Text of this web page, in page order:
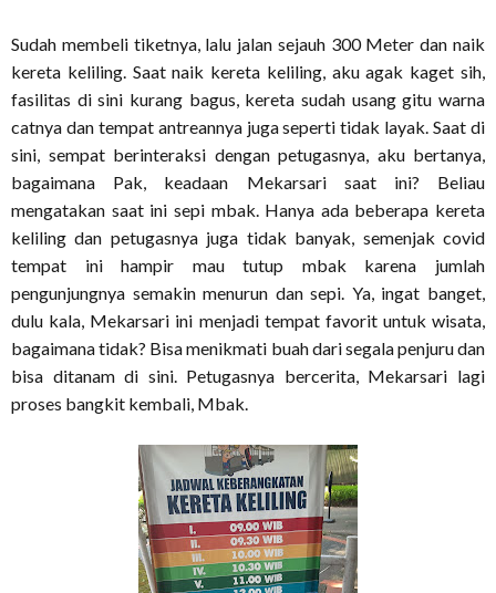
Sudah membeli tiketnya, lalu jalan sejauh 300 Meter dan naik
kereta keliling. Saat naik kereta keliling, aku agak kaget sih,
fasilitas di sini kurang bagus, kereta sudah usang gitu warna
catnya dan tempat antreannya juga seperti tidak layak. Saat di
sini, sempat berinteraksi dengan petugasnya, aku bertanya,
bagaimana Pak, keadaan Mekarsari saat ini? Beliau
mengatakan saat ini sepi mbak. Hanya ada beberapa kereta
keliling dan petugasnya juga tidak banyak, semenjak covid
tempat ini hampir mau tutup mbak karena jumlah
pengunjungnya semakin menurun dan sepi. Ya, ingat banget,
dulu kala, Mekarsari ini menjadi tempat favorit untuk wisata,
bagaimana tidak? Bisa menikmati buah dari segala penjuru dan
bisa ditanam di sini. Petugasnya bercerita, Mekarsari lagi
proses bangkit kembali, Mbak.